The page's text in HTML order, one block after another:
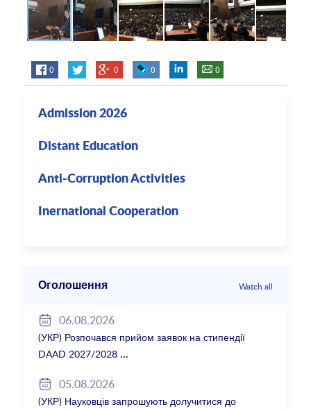
0 0 0 0
Admission 2026
Distant Education
Anti-Corruption Activities
Inernational Cooperation
Оголошення Watch all
06.08.2026
(УКР) Розпочався прийом заявок на стипендії
DAAD 2027/2028
05.08.2026
(УКР) Науковців запрошують долучитися до